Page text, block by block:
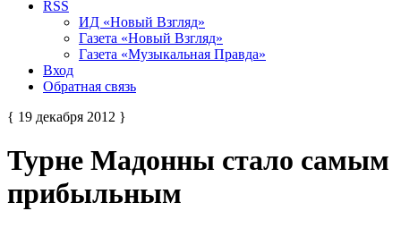
RSS
ИД «Новый Взгляд»
Газета «Новый Взгляд»
Газета «Музыкальная Правда»
Вход
Обратная связь
{ 19 декабря 2012 }
Турне Мадонны стало самым
прибыльным